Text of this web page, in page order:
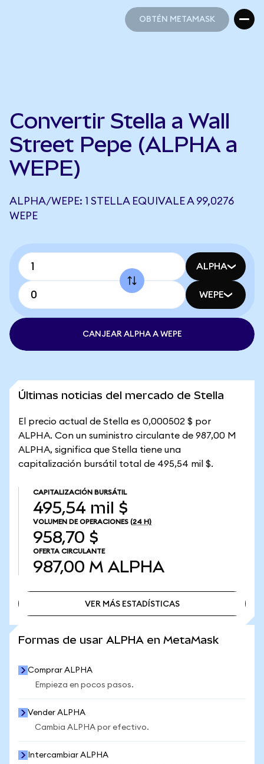
OBTÉN METAMASK
Convertir Stella a Wall
Street Pepe (ALPHA a
WEPE)
ALPHA/WEPE: 1 STELLA EQUIVALE A 99,0276
WEPE
ALPHA
WEPE
CANJEAR ALPHA A WEPE
Últimas noticias del mercado de Stella
El precio actual de Stella es 0,000502 $ por
ALPHA. Con un suministro circulante de 987,00 M
ALPHA, significa que Stella tiene una
capitalización bursátil total de 495,54 mil $.
CAPITALIZACIÓN BURSÁTIL
495,54 mil $
VOLUMEN DE OPERACIONES (24 H)
958,70 $
OFERTA CIRCULANTE
987,00 M ALPHA
VER MÁS ESTADÍSTICAS
Formas de usar ALPHA en MetaMask
Comprar ALPHA
Empieza en pocos pasos.
Vender ALPHA
Cambia ALPHA por efectivo.
Intercambiar ALPHA